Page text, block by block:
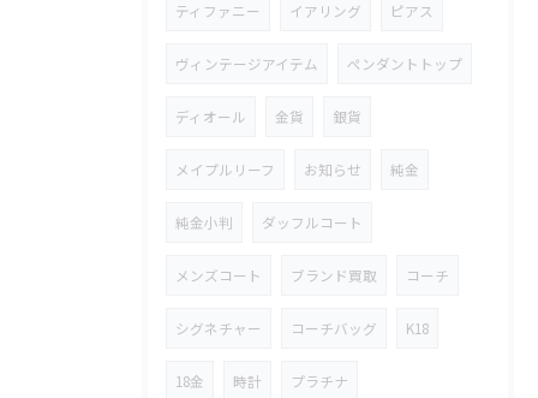
ティファニー イアリング ピアス
ヴィンテージアイテム ペンダントトップ
ディオール 金貨 銀貨
メイプルリーフ お知らせ 純金
純金小判 ダッフルコート
メンズコート ブランド買取 コーチ
シグネチャー コーチバッグ K18
18金 時計 プラチナ